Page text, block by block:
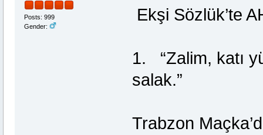
Posts: 999
Gender:
Ekşi Sözlük’te
1. “Zalim, katı
salak.”
Trabzon